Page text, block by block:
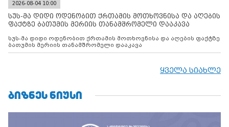
2026-08-04 10:00
სუს-მა დიდი ოდენობით ქრთამის მოთხოვნისა და აღების
ფაქტზე ბათუმის მერიის თანამშრომელი დააკავა
სუს-მა დიდი ოდენობით ქრთამის მოთხოვნისა და აღების ფაქტზე
ბათუმის მერიის თანამშრომელი დააკავა
ყველა სიახლე
ᲑᲘᲖᲜᲔᲡ ᲜᲘᲣᲡᲘ